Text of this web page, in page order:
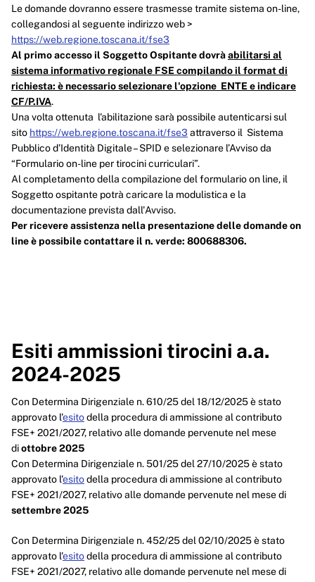
Le domande dovranno essere trasmesse tramite sistema on-line,
collegandosi al seguente indirizzo web >
https://web.regione.toscana.it/fse3
Al primo accesso il Soggetto Ospitante dovràabilitarsi al
sistema informativo regionale FSE compilando il format di
richiesta: è necessario selezionare l'opzione ENTE e indicare
CF/P.IVA.
Una volta ottenuta l'abilitazione sarà possibile autenticarsi sul
sito https://web.regione.toscana.it/fse3 attraverso il Sistema
Pubblico d’Identità Digitale – SPID e selezionare l’Avviso da
“Formulario on-line per tirocini curriculari”.
Al completamento della compilazione del formulario on line, il
Soggetto ospitante potrà caricare la modulistica e la
documentazione prevista dall'Avviso.
Per ricevere assistenza nella presentazione delle domande on
line è possibile contattare il n. verde: 800688306.
Esiti ammissioni tirocini a.a.
2024-2025
Con Determina Dirigenziale n. 610/25 del 18/12/2025 è stato
approvato l'esitodella procedura di ammissione al contributo
FSE+ 2021/2027, relativo alle domande pervenute nel mese
diottobre 2025
Con Determina Dirigenziale n. 501/25 del 27/10/2025 è stato
approvato l'esitodella procedura di ammissione al contributo
FSE+ 2021/2027, relativo alle domande pervenute nel mese di
settembre 2025
Con Determina Dirigenziale n. 452/25 del 02/10/2025 è stato
approvato l'esitodella procedura di ammissione al contributo
FSE+ 2021/2027, relativo alle domande pervenute nel mese di